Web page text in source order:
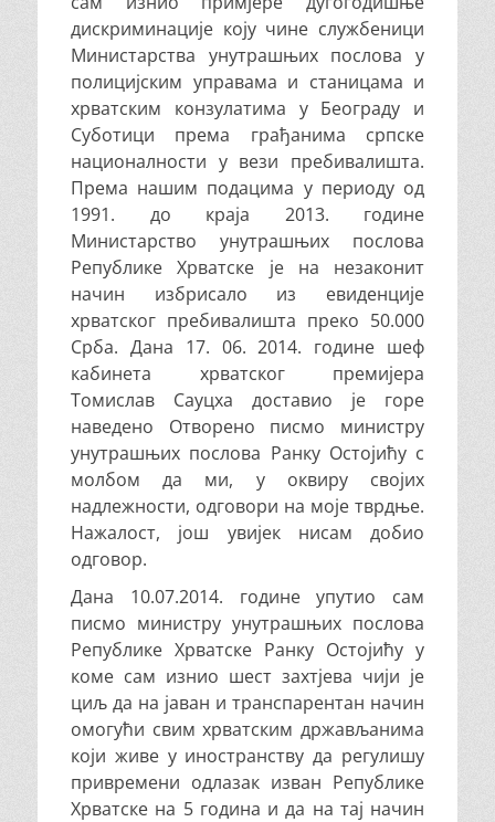
дискриминације коју чине службеници
Министарства унутрашњих послова у
полицијским управама и станицама и
хрватским конзулатима у Београду и
Суботици према грађанима српске
националности у вези пребивалишта.
Према нашим подацима у периоду од
1991. до краја 2013. године
Министарство унутрашњих послова
Републике Хрватске је на незаконит
начин избрисало из евиденције
хрватског пребивалишта преко 50.000
Срба. Дана 17. 06. 2014. године шеф
кабинета хрватског премијера
Томислав Сауцха доставио је горе
наведено Отворено писмо министру
унутрашњих послова Ранку Остојићу с
молбом да ми, у оквиру својих
надлежности, одговори на моје тврдње.
Нажалост, још увијек нисам добио
одговор.
Дана 10.07.2014. године упутио сам
писмо министру унутрашњих послова
Републике Хрватске Ранку Остојићу у
коме сам изнио шест захтјева чији је
циљ да на јаван и транспарентан начин
омогући свим хрватским држављанима
који живе у иностранству да регулишу
привремени одлазак изван Републике
Хрватске на 5 година и да на тај начин